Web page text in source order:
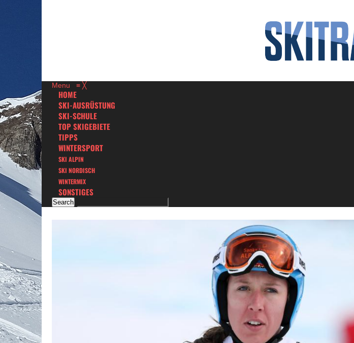
Menu ≡ ╳
HOME
SKI-AUSRÜSTUNG
SKI-SCHULE
TOP SKIGEBIETE
TIPPS
WINTERSPORT
SKI ALPIN
SKI NORDISCH
WINTERMIX
SONSTIGES